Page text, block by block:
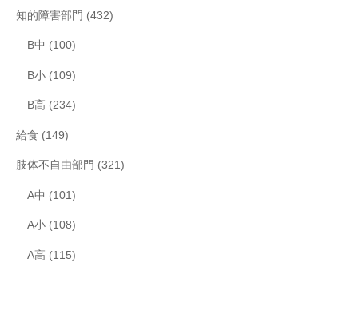
知的障害部門 (432)
B中 (100)
B小(109)
B高 (234)
給食 (149)
肢体不自由部門 (321)
A中 (101)
A小(108)
A高 (115)